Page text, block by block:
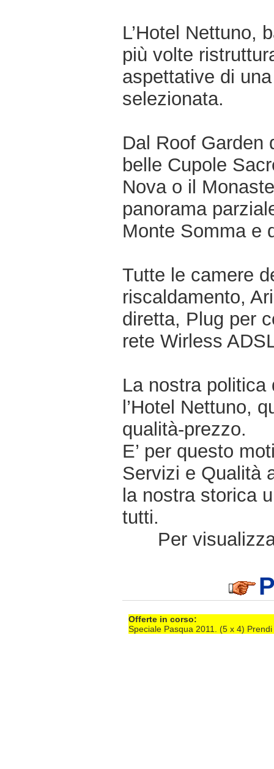
L’Hotel Nettuno,
più volte
aspettative di
selezionata.
Dal Roof Garden
belle Cupole
Nova o il
panorama
Monte Somma e
Tutte le camere
riscaldamento,
diretta, Plug per
rete Wirless
La nostra
l’Hotel Nettuno,
qualità-prezzo.
E’ per questo
Servizi e Qualità
la nostra storica
tutti.
Per
Offerte in corso:
Speciale Pasqua 2011. (5 x 4)